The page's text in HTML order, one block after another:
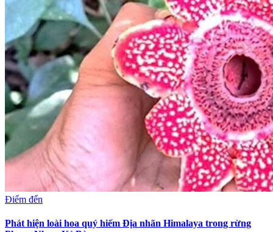
Điểm đến
Phát hiện loài hoa quý hiếm Địa nhãn Himalaya trong rừng